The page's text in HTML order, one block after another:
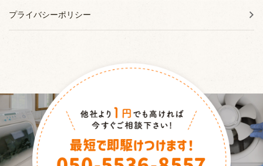
プライバシーポリシー